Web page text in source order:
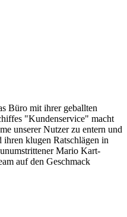
Büro mit ihrer geballten
"Kundenservice" macht
unserer Nutzer zu entern und
ihren klugen Ratschlägen in
Mario Kart-
auf den Geschmack